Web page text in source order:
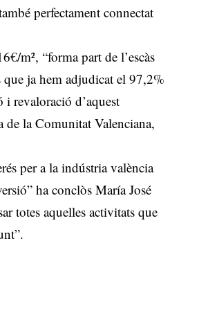
perfectament connectat
m², “forma part de l’escàs
que ja hem adjudicat el 97,2%
i revaloració d’aquest
de la Comunitat Valenciana,
per a la indústria valència
ha conclòs María José
totes aquelles activitats que